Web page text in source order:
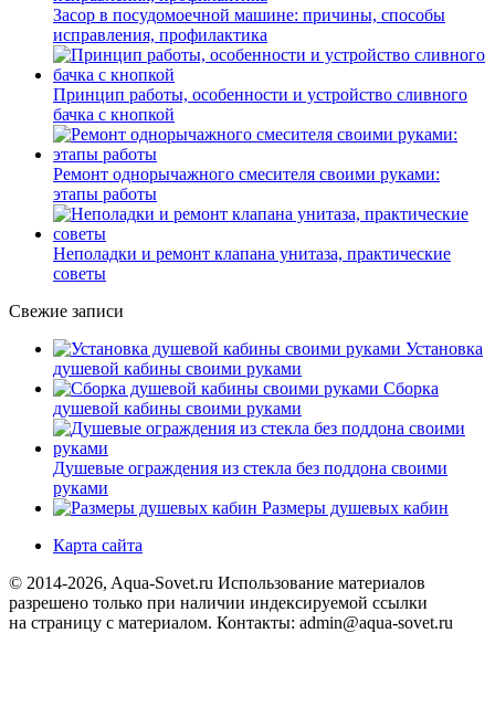
Засор в посудомоечной машине: причины, способы
исправления, профилактика
Принцип работы, особенности и устройство сливного
бачка с кнопкой
Ремонт однорычажного смесителя своими руками:
этапы работы
Неполадки и ремонт клапана унитаза, практические
советы
Свежие записи
Установка
душевой кабины своими руками
Сборка
душевой кабины своими руками
Душевые ограждения из стекла без поддона своими
руками
Размеры душевых кабин
Карта сайта
© 2014-2026, Aqua-Sovet.ru Использование материалов
разрешено только при наличии индексируемой ссылки
на страницу с материалом. Контакты: admin@aqua-sovet.ru